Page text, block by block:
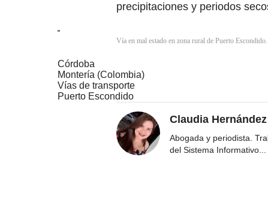
precipitaciones y periodos
Vía en mal estado en zona rural de Puerto
Córdoba
Montería (Colombia)
Vías de transporte
Puerto Escondido
Claudia Hernández
Abogada y periodista.
del Sistema Informativo...